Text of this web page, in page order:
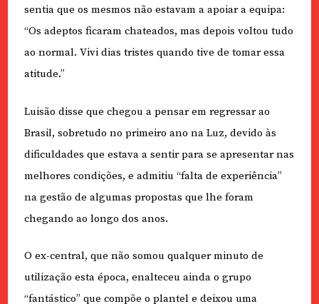
sentia que os mesmos não estavam a apoiar a equipa:
“Os adeptos ficaram chateados, mas depois voltou tudo
ao normal. Vivi dias tristes quando tive de tomar essa
atitude.”
Luisão disse que chegou a pensar em regressar ao
Brasil, sobretudo no primeiro ano na Luz, devido às
dificuldades que estava a sentir para se apresentar nas
melhores condições, e admitiu “falta de experiência”
na gestão de algumas propostas que lhe foram
chegando ao longo dos anos.
O ex-central, que não somou qualquer minuto de
utilização esta época, enalteceu ainda o grupo
“fantástico” que compõe o plantel e deixou uma